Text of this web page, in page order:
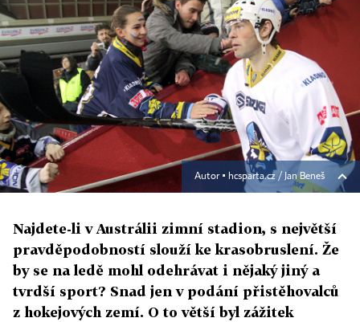
Autor ▪ hcsparta.cz / Jan Beneš
Najdete-li v Austrálii zimní stadion, s největší
pravděpodobností slouží ke krasobruslení. Že
by se na ledě mohl odehrávat i nějaký jiný a
tvrdší sport? Snad jen v podání přistěhovalců
z hokejových zemí. O to větší byl zážitek